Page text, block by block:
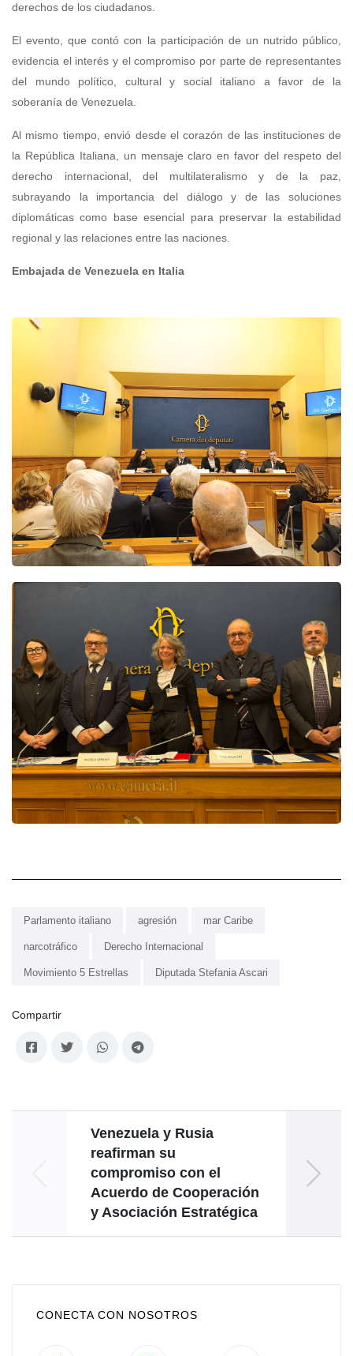
derechos de los ciudadanos.
El evento, que contó con la participación de un nutrido público,
evidencia el interés y el compromiso por parte de representantes
del mundo político, cultural y social italiano a favor de la
soberanía de Venezuela.
Al mismo tiempo, envió desde el corazón de las instituciones de
la República Italiana, un mensaje claro en favor del respeto del
derecho internacional, del multilateralismo y de la paz,
subrayando la importancia del diálogo y de las soluciones
diplomáticas como base esencial para preservar la estabilidad
regional y las relaciones entre las naciones.
Embajada de Venezuela en Italia
Parlamento italiano agresión mar Caribe
narcotráfico Derecho Internacional
Movimiento 5 Estrellas Diputada Stefania Ascari
Compartir
Venezuela y Rusia
reafirman su
compromiso con el
Acuerdo de Cooperación
y Asociación Estratégica
CONECTA CON NOSOTROS